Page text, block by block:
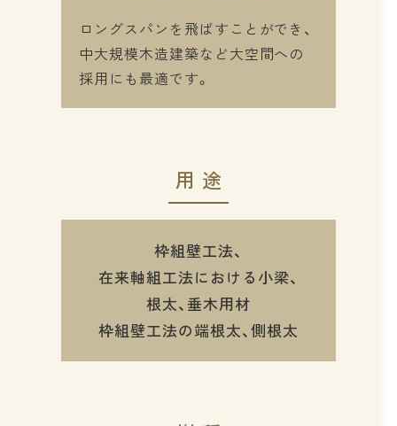
ロングスパンを飛ばすことができ、
中大規模木造建築など大空間への
採用にも最適です。
用途
枠組壁工法、
在来軸組工法における小梁、
根太、垂木用材
枠組壁工法の端根太、側根太